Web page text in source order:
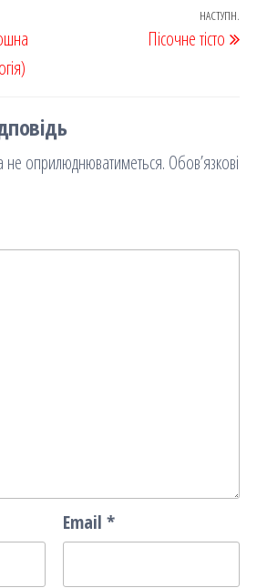
НАСТУПН.
Пісочне тісто
оприлюднюватиметься. Обов’язкові
Email *